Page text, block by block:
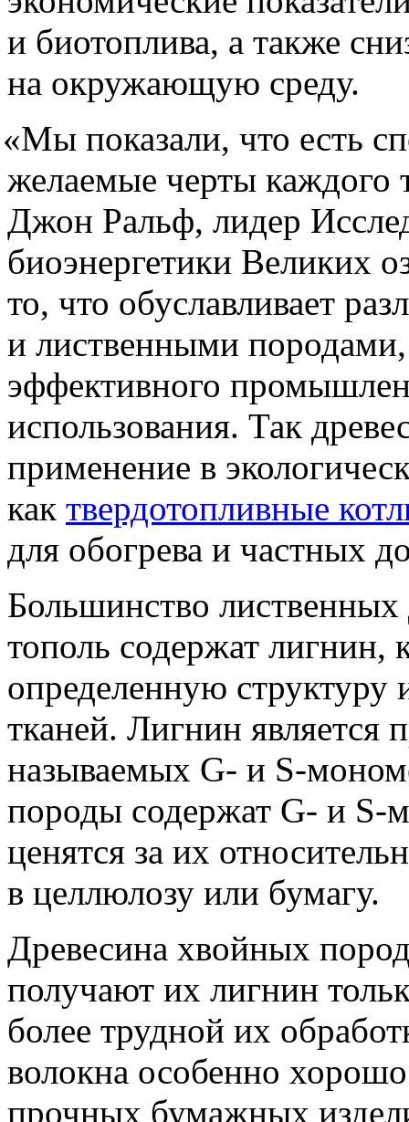
и биотоплива, а также
на окружающую среду.
«Мы показали, что есть
желаемые черты каждого
Джон Ральф, лидер
биоэнергетики Великих
то, что обуславливает
и лиственными породами,
эффективного
использования. Так
применение в
как твердотопливные
для обогрева и частных
Большинство лиственных
тополь содержат лигнин,
определенную структуру
тканей. Лигнин является
называемых G- и S-
породы содержат G- и S-
ценятся за их
в целлюлозу или бумагу.
Древесина хвойных
получают их лигнин
более трудной их
волокна особенно
прочных бумажных